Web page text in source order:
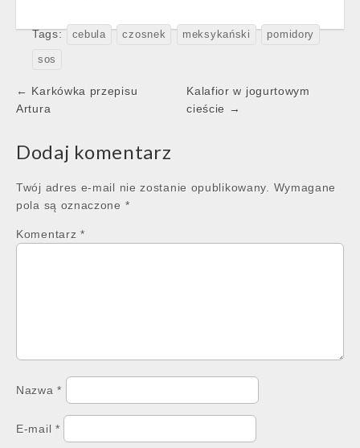
Tags: cebula czosnek meksykański pomidory
sos
Post
navigation
← Karkówka przepisu
Artura
Kalafior w jogurtowym
cieście →
Dodaj komentarz
Twój adres e-mail nie zostanie opublikowany.
Wymagane
pola są oznaczone *
Komentarz *
Nazwa*
E-mail *